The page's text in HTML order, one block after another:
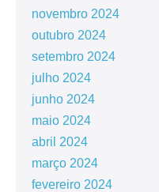
novembro 2024
outubro 2024
setembro 2024
julho 2024
junho 2024
maio 2024
abril 2024
março 2024
fevereiro 2024